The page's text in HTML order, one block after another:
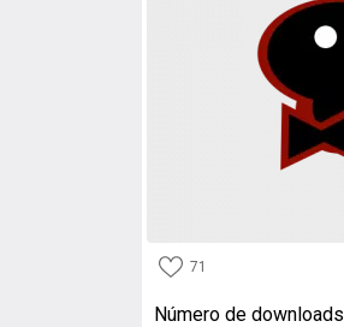
71
Número de downloads